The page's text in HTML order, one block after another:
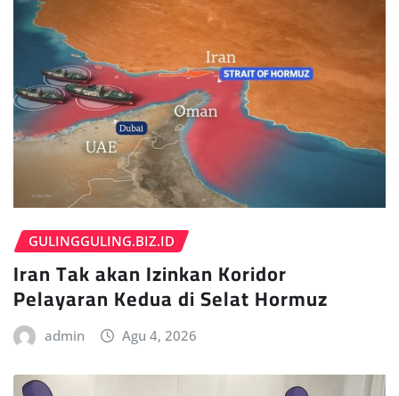
GULINGGULING.BIZ.ID
Iran Tak akan Izinkan Koridor
Pelayaran Kedua di Selat Hormuz
admin Agu 4, 2026